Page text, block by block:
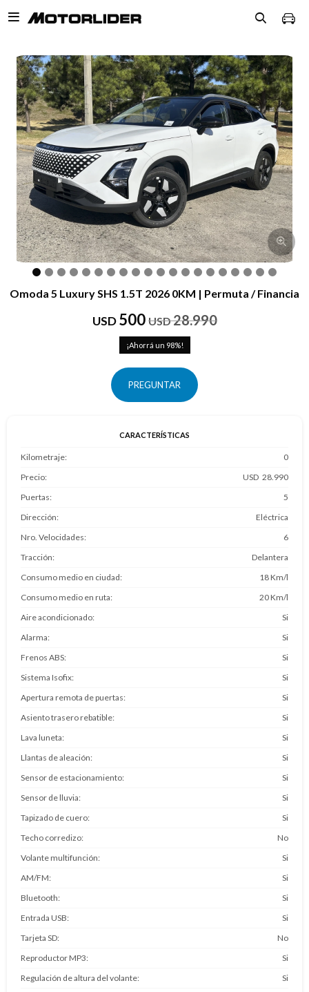

Omoda 5 Luxury SHS 1.5T 2026 0KM | Permuta / Financia
USD 500 USD28.990
98
PREGUNTAR
CARACTERÍSTICAS
Kilometraje
0
Precio
28.990
Puertas
5
Dirección
Eléctrica
Nro. Velocidades
6
Tracción
Delantera
Consumo medio en ciudad
18 Km/l
Consumo medio en ruta
20 Km/l
Aire acondicionado
Si
Alarma
Si
Frenos ABS
Si
Sistema Isofix
Si
Apertura remota de puertas
Si
Asiento trasero rebatible
Si
Lava luneta
Si
Llantas de aleación
Si
Sensor de estacionamiento
Si
Sensor de lluvia
Si
Tapizado de cuero
Si
Techo corredizo
No
Volante multifunción
Si
AM/FM
Si
Bluetooth
Si
Entrada USB
Si
Tarjeta SD
No
Reproductor MP3
Si
Regulación de altura del volante
Si